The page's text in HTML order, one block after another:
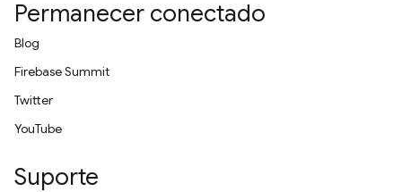
Permanecer conectado
Blog
Firebase Summit
Twitter
YouTube
Suporte